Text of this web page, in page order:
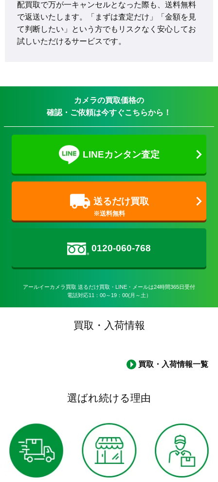
配買取で万が一キャンセルとなった際も、送料無料
で返送いたします。「まずは査定だけ」「金額を見
て判断したい」という方でもリスクなく安心してお
試しいただけるサービスです。
カメラの買取価格の
確認・ご依頼は今すぐこちらから！
LINEカンタン査定
送るだけ買取
0120-060-768
アールイーカメラ買取 送るだけ買取・LINE・メールは24時間365日受付
電話対応11：00～19：00(月～土）
買取・入荷情報
買取・入荷情報一覧
選ばれ続ける理由